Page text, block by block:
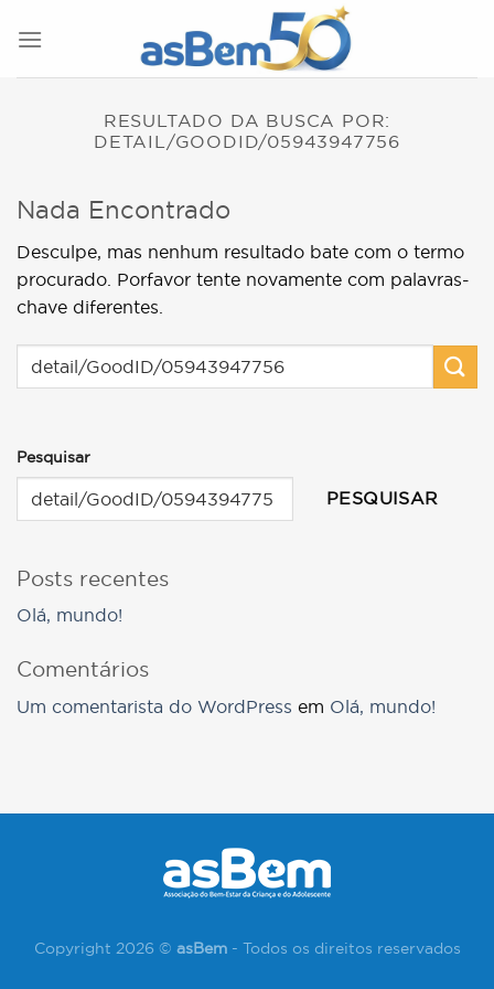
RESULTADO DA BUSCA POR:
DETAIL/GOODID/05943947756
Nada Encontrado
Desculpe, mas nenhum resultado bate com o termo
procurado. Porfavor tente novamente com palavras-
chave diferentes.
Pesquisar
PESQUISAR
Posts recentes
Olá, mundo!
Comentários
Um comentarista do WordPress em Olá, mundo!
Copyright 2026 © asBem- Todos os direitos reservados